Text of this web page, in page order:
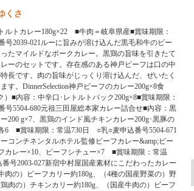
く さ
ト ル ト カ レー180g×22 ■牛肉 ＝ 岐阜県産■賞味期限 ：
号2039-021ルーに旨みが溶け込んだ黒毛和牛のビー
ったマイ ル ドなポーク カ レー。 黒鶏の旨味を引 きたて
レーのセ ッ ト です。 存在感のある神戸 ビーフは口の中
特長です。 肉の旨味がじ っ く り 溶け込んだ、 ぜいた く
ま す。 DinnerSelection神戸 ビーフのカ レー200g×8食
） ■内容 ： 中辛口 ･ レ ト ル ト パッ ク200g×8■賞味期限 ：
号5504-680元祖三 田 屋総本家カ レー詰合せ■内容 ： 黒
ー200 g×7、 黒鶏のイ ン ド風チキンカ レー200g･黒豚の
6 ■賞味期限 ： 常温730日 ○乳○麦申込番号5504-671
ーコ ンチネンタ ルホテル監修ビーフカ レー&amp;ビー
カ レー×10、 ビーフシチュー×7 ■賞味期限 ： 常温
番号2003-027新宿中村屋 国 産素材にこだわったカ レー
肉の） ビーフカ リ ー約180g、 （4種の国 産野菜の） 野
鶏肉の） チキンカ リ ー約180g、 （ 国 産牛肉の） ビーフ